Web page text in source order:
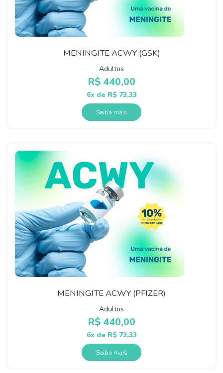
MENINGITE ACWY (GSK)
Adultos
R$440,00
6x de R$73,33
Saiba mais
MENINGITE ACWY (PFIZER)
Adultos
R$440,00
6x de R$73,33
Saiba mais